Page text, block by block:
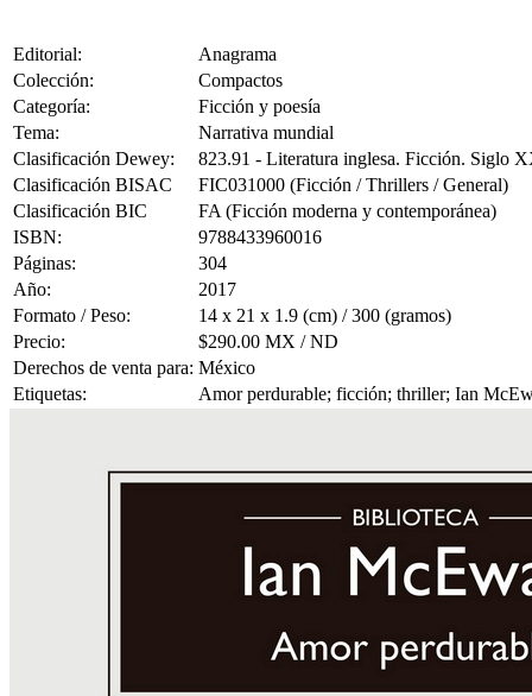
Editorial:
Anagrama
Colección:
Compactos
Categoría:
Ficción y poesía
Tema:
Narrativa mundial
Clasificación Dewey:
823.91 - Literatura inglesa. Ficción. Siglo
Clasificación BISAC
FIC031000 (Ficción / Thrillers / General)
Clasificación BIC
FA (Ficción moderna y contemporánea)
ISBN:
9788433960016
Páginas:
304
Año:
2017
Formato / Peso:
14 x 21 x 1.9 (cm) / 300 (gramos)
Precio:
$290.00 MX / ND
Derechos de venta para: México
Etiquetas:
Amor perdurable; ficción; thriller; Ian